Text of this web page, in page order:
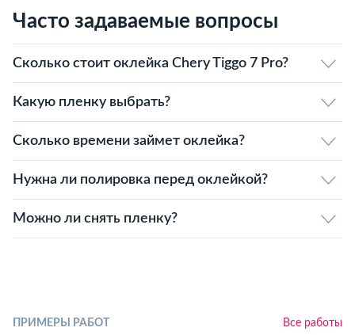
Часто задаваемые вопросы
Сколько стоит оклейка Chery Tiggo 7 Pro?
Какую пленку выбрать?
Сколько времени займет оклейка?
Нужна ли полировка перед оклейкой?
Можно ли снять пленку?
ПРИМЕРЫ РАБОТ Все работы